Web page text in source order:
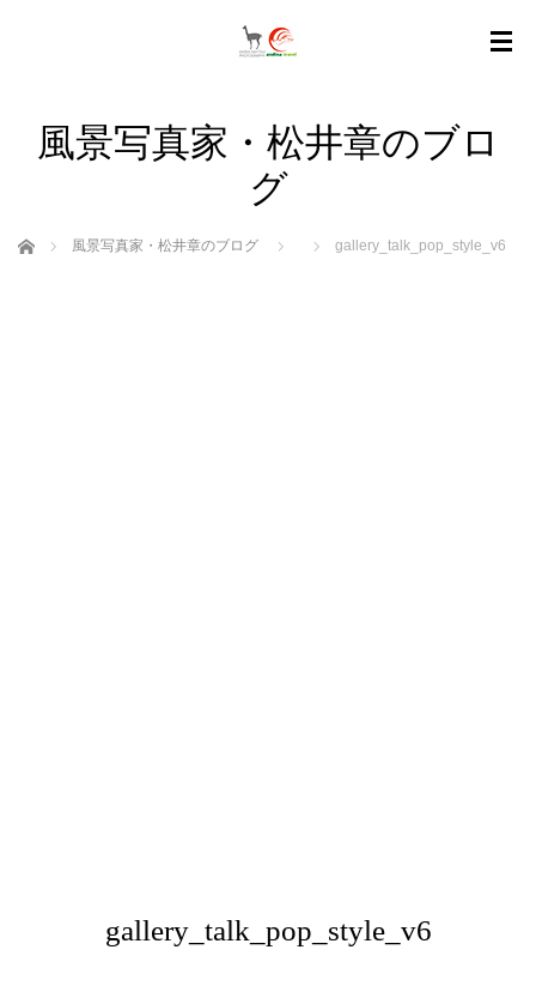
風景写真家・松井章のブロ
グ
ホーム 風景写真家・松井章のブログ gallery_talk_pop_style_v6
gallery_talk_pop_style_v6